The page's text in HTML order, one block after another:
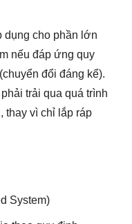
dụng cho phần lớn
nếu đáp ứng quy
đổi đáng kể).
trải qua quá trình
thay vì chỉ lắp ráp
System)